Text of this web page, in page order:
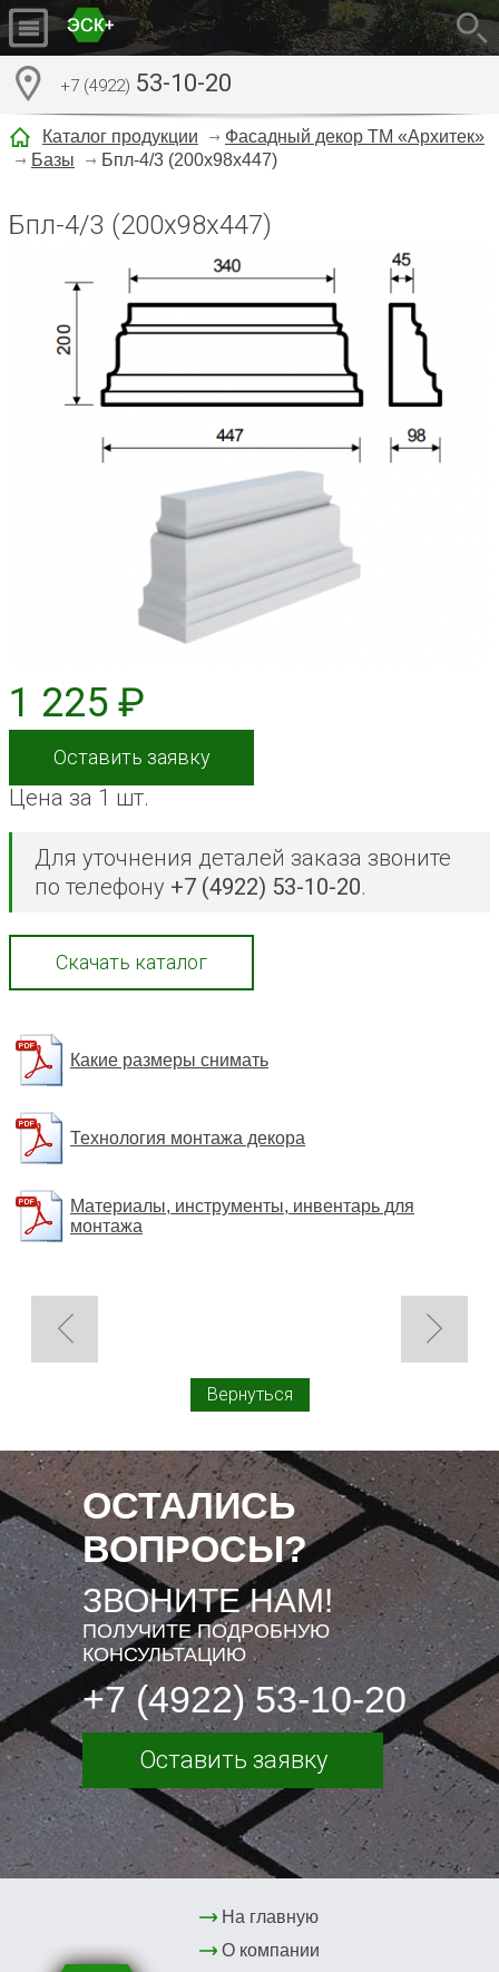
+7 (4922) 53-10-20
Каталог продукции
Фасадный декор ТМ «Архитек»
Базы
Бпл-4/3 (200x98х447)
Бпл-4/3 (200x98х447)
1 225 ₽
Оставить заявку
Цена за 1 шт.
Для уточнения деталей заказа звоните
по телефону +7 (4922) 53-10-20.
Скачать каталог
Какие размеры снимать
Технология монтажа декора
Материалы, инструменты, инвентарь для
монтажа
Вернуться
ОСТАЛИСЬ
ВОПРОСЫ?
ЗВОНИТЕ НАМ!
ПОЛУЧИТЕ ПОДРОБНУЮ
КОНСУЛЬТАЦИЮ
+7 (4922) 53-10-20
Оставить заявку
На главную
О компании